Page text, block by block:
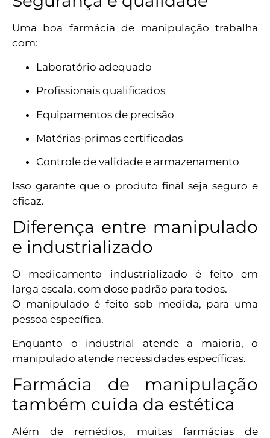
Uma boa farmácia de manipulação trabalha
com:
Laboratório adequado
Profissionais qualificados
Equipamentos de precisão
Matérias-primas certificadas
Controle de validade e armazenamento
Isso garante que o produto final seja seguro e
eficaz.
Diferença entre manipulado
e industrializado
O medicamento industrializado é feito em
larga escala, com dose padrão para todos.
O manipulado é feito sob medida, para uma
pessoa específica.
Enquanto o industrial atende a maioria, o
manipulado atende necessidades específicas.
Farmácia de manipulação
também cuida da estética
Além de remédios, muitas farmácias de